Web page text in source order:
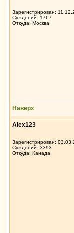
Зарегистрирован:
Суждений: 1767
Откуда: Москва
Наверх
Alex123
Зарегистрирован:
Суждений: 3393
Откуда: Канада